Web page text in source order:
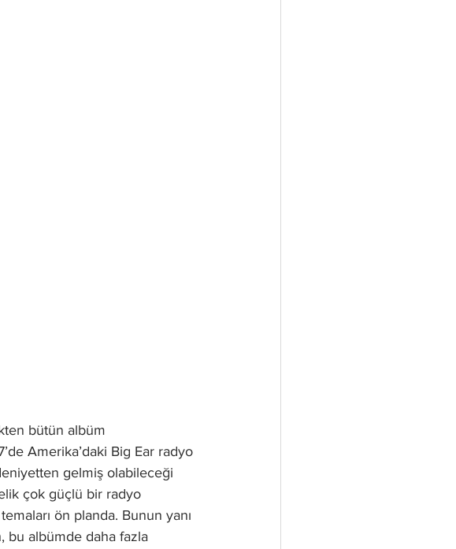
bütün albüm
Amerika’daki Big Ear radyo
gelmiş olabileceği
çok güçlü bir radyo
ön planda. Bunun yanı
bu albümde daha fazla